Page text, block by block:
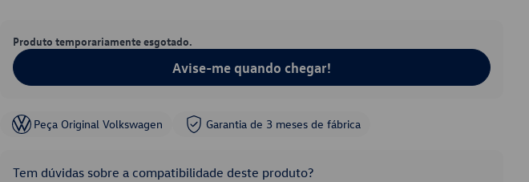
Produto temporariamente esgotado.
Avise-me quando chegar!
Peça Original Volkswagen Garantia de 3 meses de fábrica
Tem dúvidas sobre a compatibilidade deste produto?